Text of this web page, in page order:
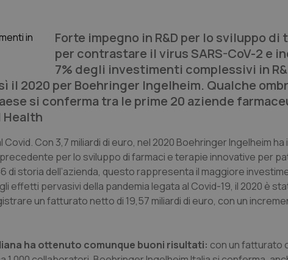
Forte impegno in R&D per lo sviluppo di
per contrastare il virus SARS-CoV-2 e
7% degli investimenti complessivi in
il 2020 per Boehringer Ingelheim. Qualche
si conferma tra le prime 20 aziende
Health
Con 3,7 miliardi di euro, nel 2020 Boehringer Ingelheim
per lo sviluppo di farmaci e terapie innovative per
di storia dell’azienda, questo rappresenta il maggiore
effetti pervasivi della pandemia legata al Covid-19, il 2020 è
un fatturato netto di 19,57 miliardi di euro, con un
ha ottenuto comunque buoni risultati: con un fatturato